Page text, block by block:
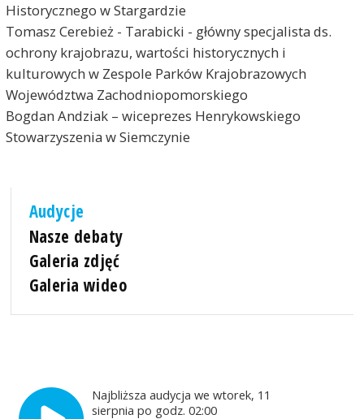
Historycznego w Stargardzie
Tomasz Cerebież - Tarabicki - główny specjalista ds.
ochrony krajobrazu, wartości historycznych i
kulturowych w Zespole Parków Krajobrazowych
Województwa Zachodniopomorskiego
Bogdan Andziak – wiceprezes Henrykowskiego
Stowarzyszenia w Siemczynie
Audycje
Nasze debaty
Galeria zdjęć
Galeria wideo
Najbliższa audycja we wtorek, 11
sierpnia po godz. 02:00